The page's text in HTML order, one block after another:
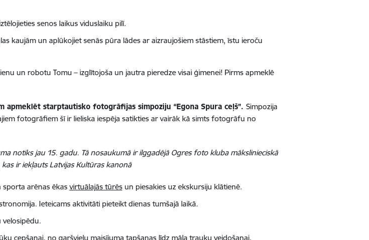
senos laikus viduslaiku pilī.
kaujām un aplūkojiet senās pūra lādes ar aizraujošiem stāstiem, īstu ieroču
un robotu Tomu – izglītojoša un jautra pieredze visai ģimenei! Pirms apmeklē
starptautisko fotogrāfijas simpoziju “Egona Spura ceļš”. Simpozija
fotogrāfiem šī ir lieliska iespēja satikties ar vairāk kā simts fotogrāfu no
notiks jau 15. gadu. Tā nosaukumā ir ilggadējā Ogres foto kluba mākslinieciskā
ir iekļauts Latvijas Kultūras kanonā
arēnas ēkas virtuālajās tūrēsun piesakies uz ekskursiju klātienē.
Ieteicams aktivitāti pieteikt dienas tumšajā laikā.
cepšanai, no garšvielu maisījuma tapšanas līdz māla trauku veidošanai,